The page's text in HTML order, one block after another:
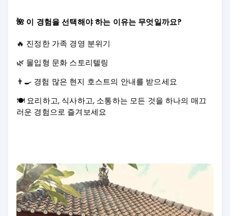
🌺 이 경험을 선택해야 하는 이유는 무엇일까요?
🔥 진정한 가족 경영 분위기
🌿 몰입형 문화 스토리텔링
👨‍🍳 경험 많은 현지 호스트의 안내를 받으세요
🍽️ 요리하고, 식사하고, 소통하는 모든 것을 하나의 매끄
러운 경험으로 즐겨보세요